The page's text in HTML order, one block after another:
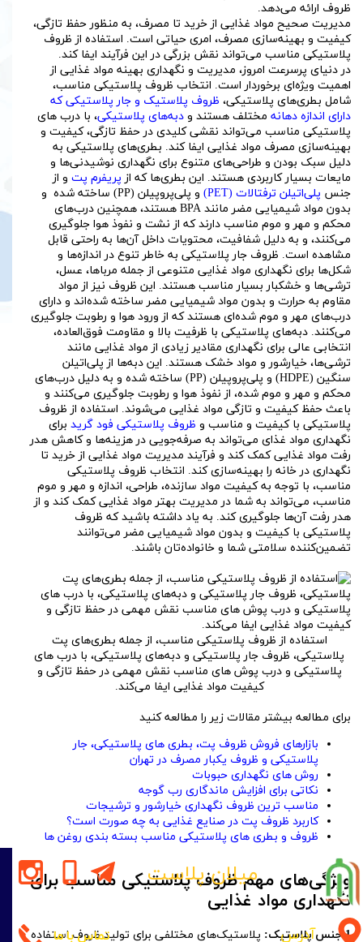
ظروف ارائه می‌دهد.
مدیریت صحیح مواد غذایی از خرید تا مصرف، به منظور حفظ تازگی،
کیفیت و بهینه‌سازی مصرف، امری حیاتی است. استفاده از ظروف
پلاستیکی مناسب می‌تواند نقش بزرگی در این فرآیند ایفا کند.
در دنیای پرسرعت امروز، مدیریت و نگهداری بهینه مواد غذایی از
اهمیت ویژه‌ای برخوردار است. انتخاب ظروف پلاستیکی مناسب،
شامل بطری‌های پلاستیکی، ظروف پلاستیک و جار پلاستیکی که
دارای اندازه دهانه مختلف هستند و دبه‌های پلاستیکی، با درب های
پلاستیکی مناسب می‌تواند نقشی کلیدی در حفظ تازگی، کیفیت و
بهینه‌سازی مصرف مواد غذایی ایفا کند. بطری‌های پلاستیکی به
دلیل سبک بودن و طراحی‌های متنوع برای نگهداری نوشیدنی‌ها و
مایعات بسیار کاربردی هستند. این بطری‌ها که از پریفرم پت و از
جنس پلی‌اتیلن ترفتالات (PET)
و پلی‌پروپیلن (PP) ساخته شده و
بدون مواد شیمیایی مضر مانند BPA هستند، همچنین درب‌های
محکم و مهر و موم مناسب دارند که از نشت و نفوذ هوا جلوگیری
می‌کنند، و به دلیل شفافیت، محتویات داخل آن‌ها به راحتی قابل
مشاهده است. ظروف جار پلاستیکی به خاطر تنوع در اندازه‌ها و
شکل‌ها برای نگهداری مواد غذایی متنوعی از جمله مرباها، عسل،
ترشی‌ها و خشکبار بسیار مناسب هستند. این ظروف نیز از مواد
مقاوم به حرارت و بدون مواد شیمیایی مضر ساخته شده‌اند و دارای
درب‌های مهر و موم شده‌ای هستند که از ورود هوا و رطوبت جلوگیری
می‌کنند. دبه‌های پلاستیکی با ظرفیت بالا و مقاومت فوق‌العاده،
انتخابی عالی برای نگهداری مقادیر زیادی از مواد غذایی مانند
ترشی‌ها، خیارشور و مواد خشک هستند. این دبه‌ها از پلی‌اتیلن
سنگین (HDPE) و پلی‌پروپیلن (PP) ساخته شده و به دلیل درب‌های
محکم و مهر و موم شده، از نفوذ هوا و رطوبت جلوگیری می‌کنند و
باعث حفظ کیفیت و تازگی مواد غذایی می‌شوند. استفاده از ظروف
پلاستیکی با کیفیت و مناسب و ظروف پلاستیکی فود گرید برای
نگهداری مواد غذای می‌تواند به صرفه‌جویی در هزینه‌ها و کاهش هدر
رفت مواد غذایی کمک کند و فرآیند مدیریت مواد غذایی از خرید تا
نگهداری در خانه را بهینه‌سازی کند. انتخاب ظروف پلاستیکی
مناسب، با توجه به کیفیت مواد سازنده، طراحی، اندازه و مهر و موم
مناسب، می‌تواند به شما در مدیریت بهتر مواد غذایی کمک کند و از
هدر رفت آن‌ها جلوگیری کند. به یاد داشته باشید که ظروف
پلاستیکی با کیفیت و بدون مواد شیمیایی مضر می‌توانند
تضمین‌کننده سلامتی شما و خانواده‌تان باشند.
استفاده از ظروف پلاستیکی مناسب، از جمله بطری‌های پت
پلاستیکی، ظروف جار پلاستیکی و دبه‌های پلاستیکی، با درب های
پلاستیکی و درب پوش های مناسب نقش مهمی در حفظ تازگی و
کیفیت مواد غذایی ایفا می‌کند.
برای مطالعه بیشتر مقالات زیر را مطالعه کنید
بازارهای فروش ظروف پت، بطری های پلاستیکی، جار
پلاستیکی و ظروف یکبار مصرف در تهران
روش های نگهداری حبوبات
نکاتی برای افزایش ماندگاری رب گوجه
مناسب ترین ظروف نگهداری خیارشور و ترشیجات
کاربرد ظروف پت در صنایع غذایی به چه صورت است؟
ظروف و بطری های پلاستیکی مناسب بسته بندی روغن ها
ویژگی‌های مهم ظروف پلاستیکی مناسب برای
نگهداری مواد غذایی
1.جنس پلاستیک: پلاستیک‌های مختلفی برای تولید ظروف استفاده
تماس با ما
میلان پلاست
آدرس